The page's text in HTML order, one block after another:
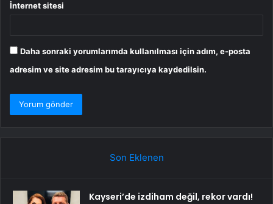
İnternet sitesi
Daha sonraki yorumlarımda kullanılması için adım, e-posta
adresim ve site adresim bu tarayıcıya kaydedilsin.
Son Eklenen
Kayseri’de izdiham değil, rekor vardı!